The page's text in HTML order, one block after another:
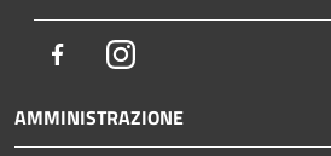
FacebookInstagram
AMMINISTRAZIONE